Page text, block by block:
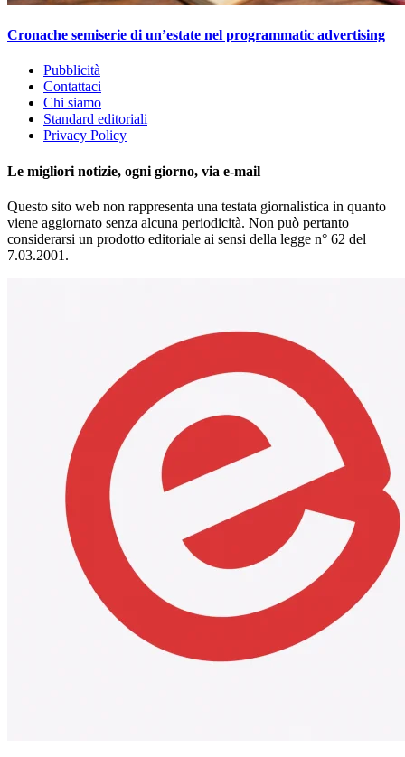
Cronache semiserie di un’estate nel programmatic advertising
Pubblicità
Contattaci
Chi siamo
Standard editoriali
Privacy Policy
Le migliori notizie, ogni giorno, via e-mail
Questo sito web non rappresenta una testata giornalistica in quanto
viene aggiornato senza alcuna periodicità. Non può pertanto
considerarsi un prodotto editoriale ai sensi della legge n° 62 del
7.03.2001.